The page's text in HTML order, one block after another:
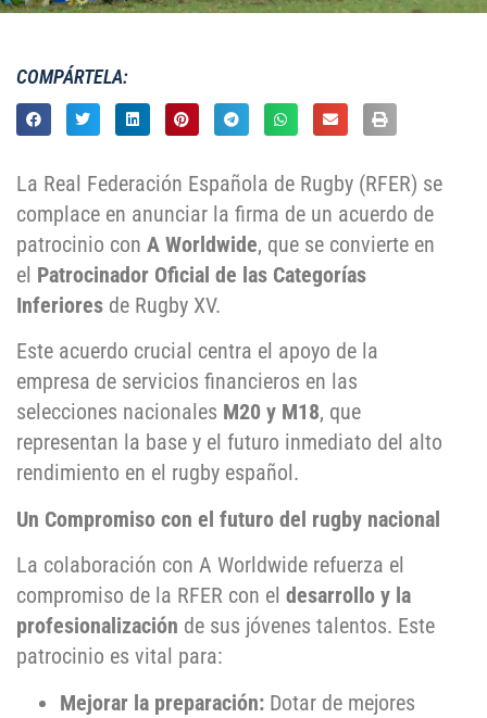
COMPÁRTELA:
La Real Federación Española de Rugby (RFER) se
complace en anunciar la firma de un acuerdo de
patrocinio con A Worldwide, que se convierte en
el Patrocinador Oficial de las Categorías
Inferiores de Rugby XV.
Este acuerdo crucial centra el apoyo de la
empresa de servicios financieros en las
selecciones nacionales M20 y M18, que
representan la base y el futuro inmediato del alto
rendimiento en el rugby español.
Un Compromiso con el futuro del rugby nacional
La colaboración con A Worldwide refuerza el
compromiso de la RFER con el desarrollo y la
profesionalización de sus jóvenes talentos. Este
patrocinio es vital para:
Mejorar la preparación: Dotar de mejores